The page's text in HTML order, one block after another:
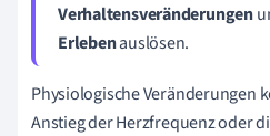
Verhaltensveränderungen
Erlebenauslösen.
Physiologische Veränderungen
Anstieg der Herzfrequenz oder